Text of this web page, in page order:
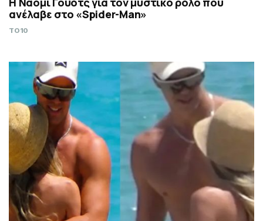
ανέλαβε στο «Spider-Man»
TO10